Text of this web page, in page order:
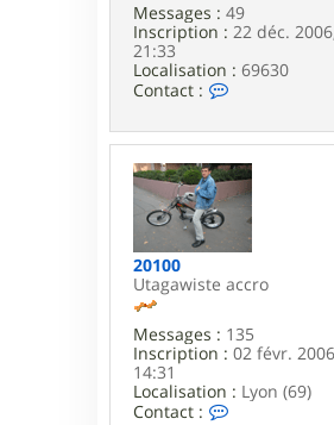
Messages : 49
Inscription : 22 déc.
21:33
Localisation : 69630
Contact :
t
a
c
t
D
I
D
E
R
9
20100
Utagawiste accro
Messages : 135
Inscription : 02 févr.
14:31
Localisation : Lyon (69)
Contact :